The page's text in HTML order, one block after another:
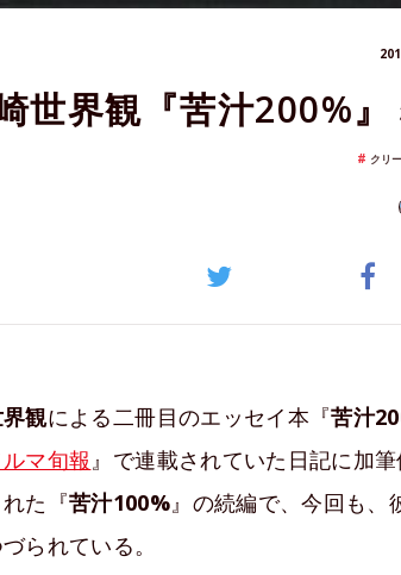
世界観『苦汁200%
クリ
観による二冊目のエッセイ本『苦汁
マ旬報 』で連載されていた日記に加
た『苦汁100% 』の続編で、今回も
られている。